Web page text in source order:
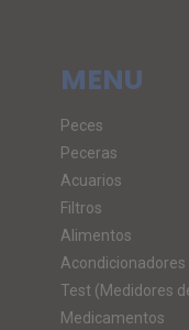
MENU
Peces
Peceras
Acuarios
Filtros
Alimentos
Acondicionadores
Test (Medidores
Medicamentos